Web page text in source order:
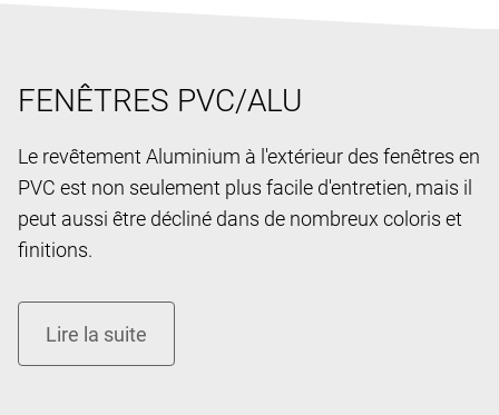
FENÊTRES PVC/ALU
Le revêtement Aluminium à l'extérieur des fenêtres en
PVC est non seulement plus facile d'entretien, mais il
peut aussi être décliné dans de nombreux coloris et
finitions.